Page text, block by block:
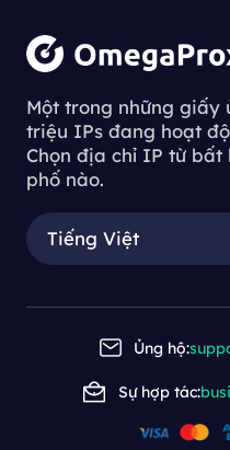
Một trong những giấy
triệu IPs đang hoạt
Chọn địa chỉ IP từ
phố nào.
Tiếng Việt
Ủng hộ:
Sự hợp tác: